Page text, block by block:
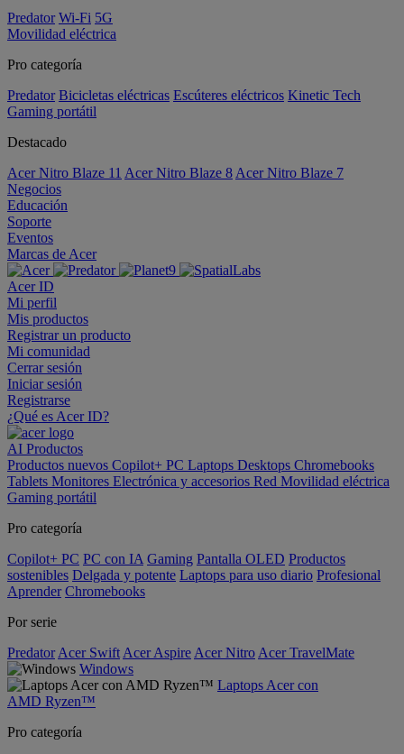
Predator Wi-Fi 5G
Movilidad eléctrica
Pro categoría
Predator Bicicletas eléctricas Escúteres eléctricos Kinetic Tech
Gaming portátil
Destacado
Acer Nitro Blaze 11 Acer Nitro Blaze 8 Acer Nitro Blaze 7
Negocios
Educación
Soporte
Eventos
Marcas de Acer
Acer ID
Mi perfil
Mis productos
Registrar un producto
Mi comunidad
Cerrar sesión
Iniciar sesión
Registrarse
¿Qué es Acer ID?
AI Productos
Productos nuevos Copilot+ PC Laptops Desktops Chromebooks
Tablets Monitores Electrónica y accesorios Red Movilidad eléctrica
Gaming portátil
Pro categoría
Copilot+ PC PC con IA Gaming Pantalla OLED Productos
sostenibles Delgada y potente Laptops para uso diario Profesional
Aprender Chromebooks
Por serie
Predator Acer Swift Acer Aspire Acer Nitro Acer TravelMate
Windows
Laptops Acer con
AMD Ryzen™
Pro categoría